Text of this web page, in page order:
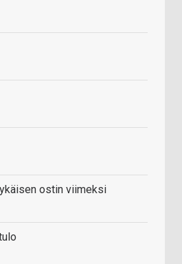
ostin viimeksi